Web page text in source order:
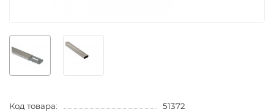
Код товара:
51372